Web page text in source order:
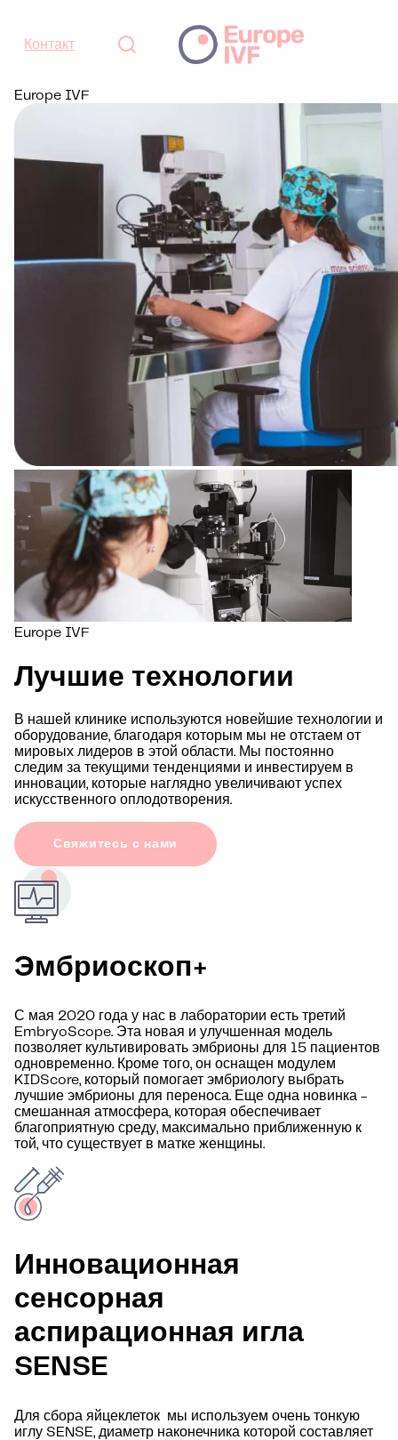
Контакт
Europe IVF
Europe IVF
Лучшие технологии
В нашей клинике используются новейшие технологии и
оборудование, благодаря которым мы не отстаем от
мировых лидеров в этой области. Мы постоянно
следим за текущими тенденциями и инвестируем в
инновации, которые наглядно увеличивают успех
искусственного оплодотворения.
Свяжитесь с нами
Эмбриоскоп+
С мая 2020 года у нас в лаборатории есть третий
EmbryoScope. Эта новая и улучшенная модель
позволяет культивировать эмбрионы для 15 пациентов
одновременно. Кроме того, он оснащен модулем
KIDScore, который помогает эмбриологу выбрать
лучшие эмбрионы для переноса. Еще одна новинка -
смешанная атмосфера, которая обеспечивает
благоприятную среду, максимально приближенную к
той, что существует в матке женщины.
Инновационная
сенсорная
аспирационная игла
SENSE
Для сбора яйцеклеток мы используем очень тонкую
иглу SENSE, диаметр наконечника которой составляет